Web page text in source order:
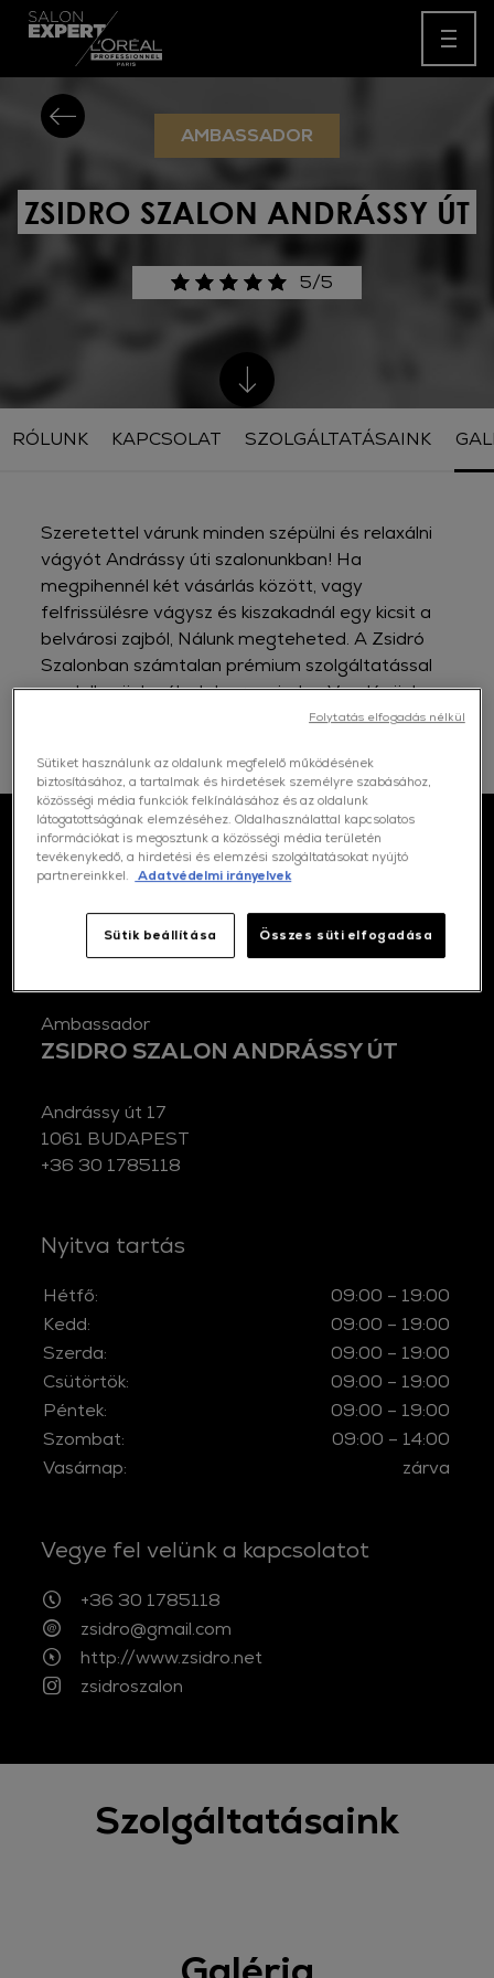
AMBASSADOR
ZSIDRO SZALON ANDRÁSSY ÚT
5/5
RÓLUNK KAPCSOLAT SZOLGÁLTATÁSAINK
Szeretettel várunk minden szépülni és relaxálni
vágyót Andrássy úti szalonunkban! Ha
megpihennél két vásárlás között, vagy
felfrissülésre vágysz és kiszakadnál egy kicsit a
belvárosi zajból, Nálunk megteheted. A Zsidró
Szalonban számtalan prémium szolgáltatással
rendelkezünk, célunk, hogy minden Vendégünk
ízlésének eleget tegyünk, és hajtípusának
Kapcsolat
ambassador
ZSIDRO SZALON ANDRÁSSY ÚT
Andrássy út 17
1061 BUDAPEST
+36 30 1785118
Nyitva tartás
Hétfő:
09:00 – 19:00
Kedd:
09:00 – 19:00
Szerda:
09:00 – 19:00
Csütörtök:
09:00 – 19:00
Péntek:
09:00 – 19:00
Szombat:
09:00 – 14:00
Vasárnap:
zárva
Vegye fel velünk a kapcsolatot
+36 30 1785118
zsidro@gmail.com
http://www.zsidro.net
zsidroszalon
Szolgáltatásaink
Sütiket használunk az oldalunk megfelelő működésének
biztosításához, a tartalmak és hirdetések személyre szabásához,
közösségi média funkciók felkínálásához és az oldalunk
látogatottságának elemzéséhez. Oldalhasználattal kapcsolatos
információkat is megosztunk a közösségi média területén
tevékenykedő, a hirdetési és elemzési szolgáltatásokat nyújtó
partnereinkkel.
Adatvédelmi irányelvek
Sütik beállítása Összes süti elfogadása
Folytatás elfogadás nélkül